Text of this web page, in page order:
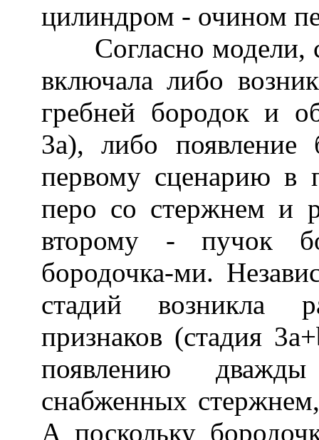
цилиндром - очином
Согласно модели,
включала либо
гребней бородок и
3a), либо появление
первому сценарию в
перо со стержнем и
второму - пучок
бородочка-ми.
стадий возникла
признаков (стадия
появлению дважды
снабженных
А поскольку